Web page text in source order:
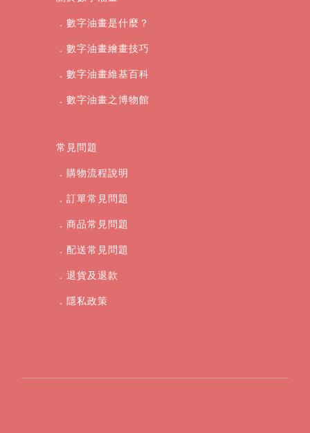
．數字油畫是什麼？
．數字油畫繪畫技巧
．數字油畫維基百科
．數字油畫之博物館
常見問題
．購物流程說明
．訂單常見問題
．商品常見問題
．配送常見問題
．退貨及退款
． 隱私政策